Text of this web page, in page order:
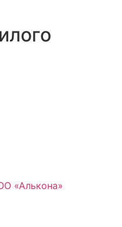
«Алькона»